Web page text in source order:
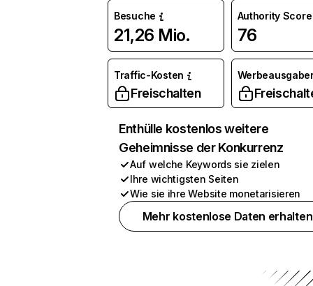
Besuche
21,26 Mio.
Authority Score
76
Traffic-Kosten
Freischalten
Enthülle kostenlos weitere
Geheimnisse der Konkurrenz
Auf welche Keywords sie zielen
Ihre wichtigsten Seiten
Wie sie ihre Website monetarisieren
Mehr kostenlose Daten erhalten